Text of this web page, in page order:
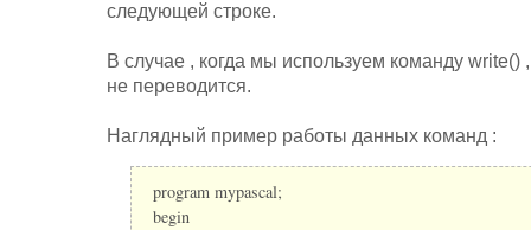
следующей строке.
В случае , когда мы используем команду write()
не переводится.
Наглядный пример работы данных команд :
program mypascal;
begin